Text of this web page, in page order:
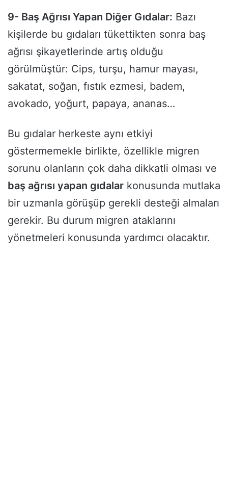
9- Baş Ağrısı Yapan Diğer Gıdalar: Bazı
kişilerde bu gıdaları tükettikten sonra baş
ağrısı şikayetlerinde artış olduğu
görülmüştür: Cips, turşu, hamur mayası,
sakatat, soğan, fıstık ezmesi, badem,
avokado, yoğurt, papaya, ananas…
Bu gıdalar herkeste aynı etkiyi
göstermemekle birlikte, özellikle migren
sorunu olanların çok daha dikkatli olması ve
baş ağrısı yapan gıdalar konusunda mutlaka
bir uzmanla görüşüp gerekli desteği almaları
gerekir. Bu durum migren ataklarını
yönetmeleri konusunda yardımcı olacaktır.